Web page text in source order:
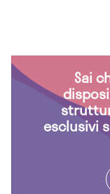
Sai
esclusivi